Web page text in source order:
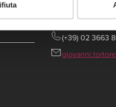
Giovanni
(+39) 02 3663